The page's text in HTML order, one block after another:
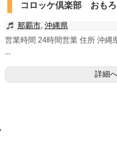
コロッケ倶楽部 おも
那覇市, 沖縄県
営業時間 24時間営業 住所 沖縄
...
詳細